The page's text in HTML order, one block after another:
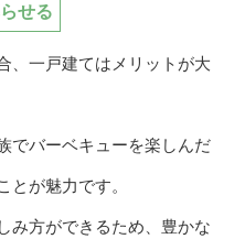
せる
、一戸建てはメリットが大
でバーベキューを楽しんだ
とが魅力です。
み方ができるため、豊かな